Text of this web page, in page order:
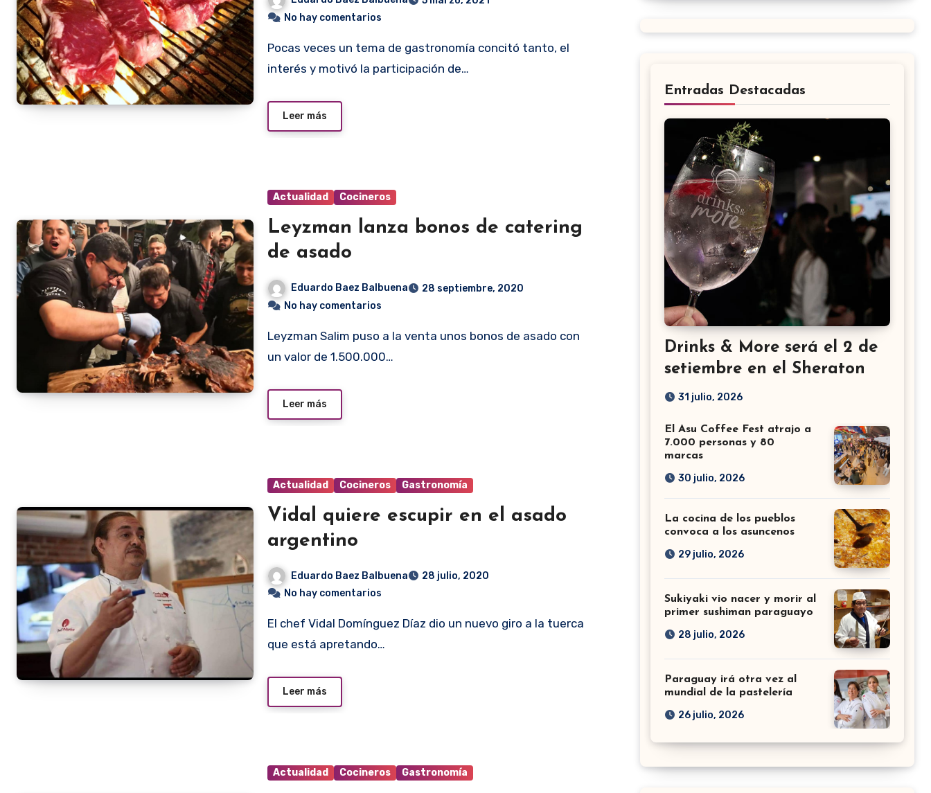
No hay comentarios
Pocas veces un tema de gastronomía concitó tanto, el
interés y motivó la participación de…
Leer más
Actualidad Cocineros
Leyzman lanza bonos de catering
de asado
Eduardo Baez Balbuena
28 septiembre, 2020
No hay comentarios
Leyzman Salim puso a la venta unos bonos de asado con
un valor de 1.500.000…
Leer más
Actualidad Cocineros Gastronomía
Vidal quiere escupir en el asado
argentino
Eduardo Baez Balbuena
28 julio, 2020
No hay comentarios
El chef Vidal Domínguez Díaz dio un nuevo giro a la tuerca
que está apretando…
Leer más
Actualidad Cocineros Gastronomía
Entradas Destacadas
Drinks & More será el 2 de
setiembre en el Sheraton
31 julio, 2026
El Asu Coffee Fest atrajo a
7.000 personas y 80
marcas
30 julio, 2026
La cocina de los pueblos
convoca a los asuncenos
29 julio, 2026
Sukiyaki vio nacer y morir al
primer sushiman paraguayo
28 julio, 2026
Paraguay irá otra vez al
mundial de la pastelería
26 julio, 2026